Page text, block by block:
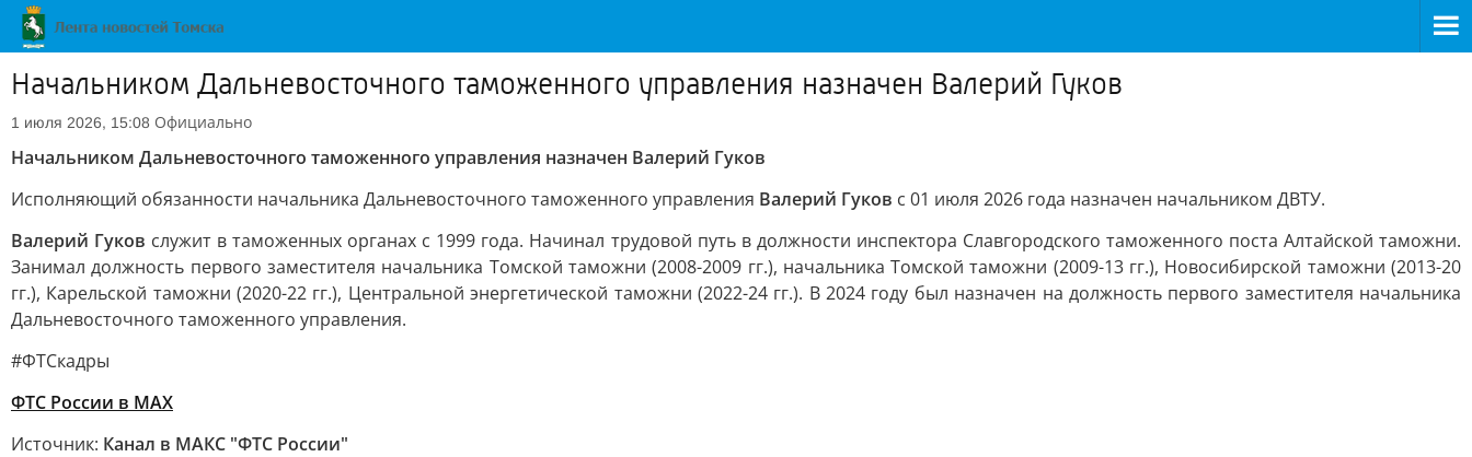
Начальником Дальневосточного таможенного управления назначен Валерий Гуков
1 июля 2026, 15:08 Официально
Начальником Дальневосточного таможенного управления назначен Валерий Гуков
Исполняющий обязанности начальника Дальневосточного таможенного управления Валерий Гуков с 01 июля 2026 года назначен начальником ДВТУ.
Валерий Гуков служит в таможенных органах с 1999 года. Начинал трудовой путь в должности инспектора Славгородского таможенного поста Алтайской таможни.
Занимал должность первого заместителя начальника Томской таможни (2008-2009 гг.), начальника Томской таможни (2009-13 гг.), Новосибирской таможни (2013-20
гг.), Карельской таможни (2020-22 гг.), Центральной энергетической таможни (2022-24 гг.). В 2024 году был назначен на должность первого заместителя начальника
Дальневосточного таможенного управления.
#ФТСкадры
ФТС России в MAX
Источник: Канал в МАКС "ФТС России"